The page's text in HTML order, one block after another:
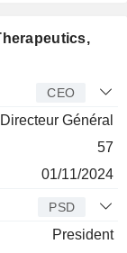
CEO
Directeur Général
57
01/11/2024
PSD
President